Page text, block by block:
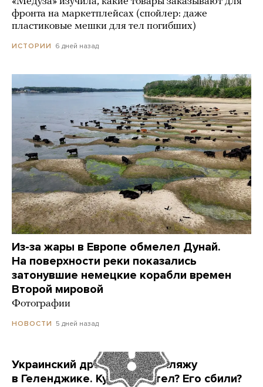
фронта на маркетплейсах (спойлер: даже
пластиковые мешки для тел погибших)
ИСТОРИИ 6 дней назад
Из-за жары в Европе обмелел Дунай.
На поверхности реки показались
затонувшие немецкие корабли времен
Второй мировой
Фотографии
НОВОСТИ 5 дней назад
Украинский дрон попал по пляжу
в Геленджике. Куда он летел? Его сбили?